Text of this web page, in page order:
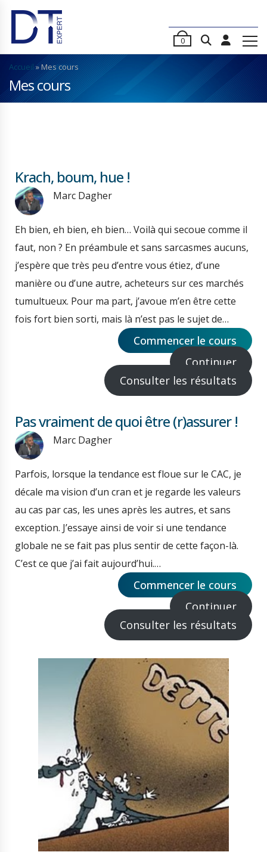
0
Accueil »Mes cours
Mes cours
Krach, boum, hue !
Marc Dagher
Eh bien, eh bien, eh bien… Voilà qui secoue comme il
faut, non ? En préambule et sans sarcasmes aucuns,
j’espère que très peu d’entre vous étiez, d’une
manière ou d’une autre, acheteurs sur ces marchés
tumultueux. Pour ma part, j’avoue m’en être cette
fois fort bien sorti, mais là n’est pas le sujet de…
Commencer le cours
Continuer
Consulter les résultats
Pas vraiment de quoi être (r)assurer !
Marc Dagher
Parfois, lorsque la tendance est floue sur le CAC, je
décale ma vision d’un cran et je regarde les valeurs
au cas par cas, les unes après les autres, et sans
exception. J’essaye ainsi de voir si une tendance
globale ne se fait pas plus sentir de cette façon-là.
C’est ce que j’ai fait aujourd’hui.…
Commencer le cours
Continuer
Consulter les résultats